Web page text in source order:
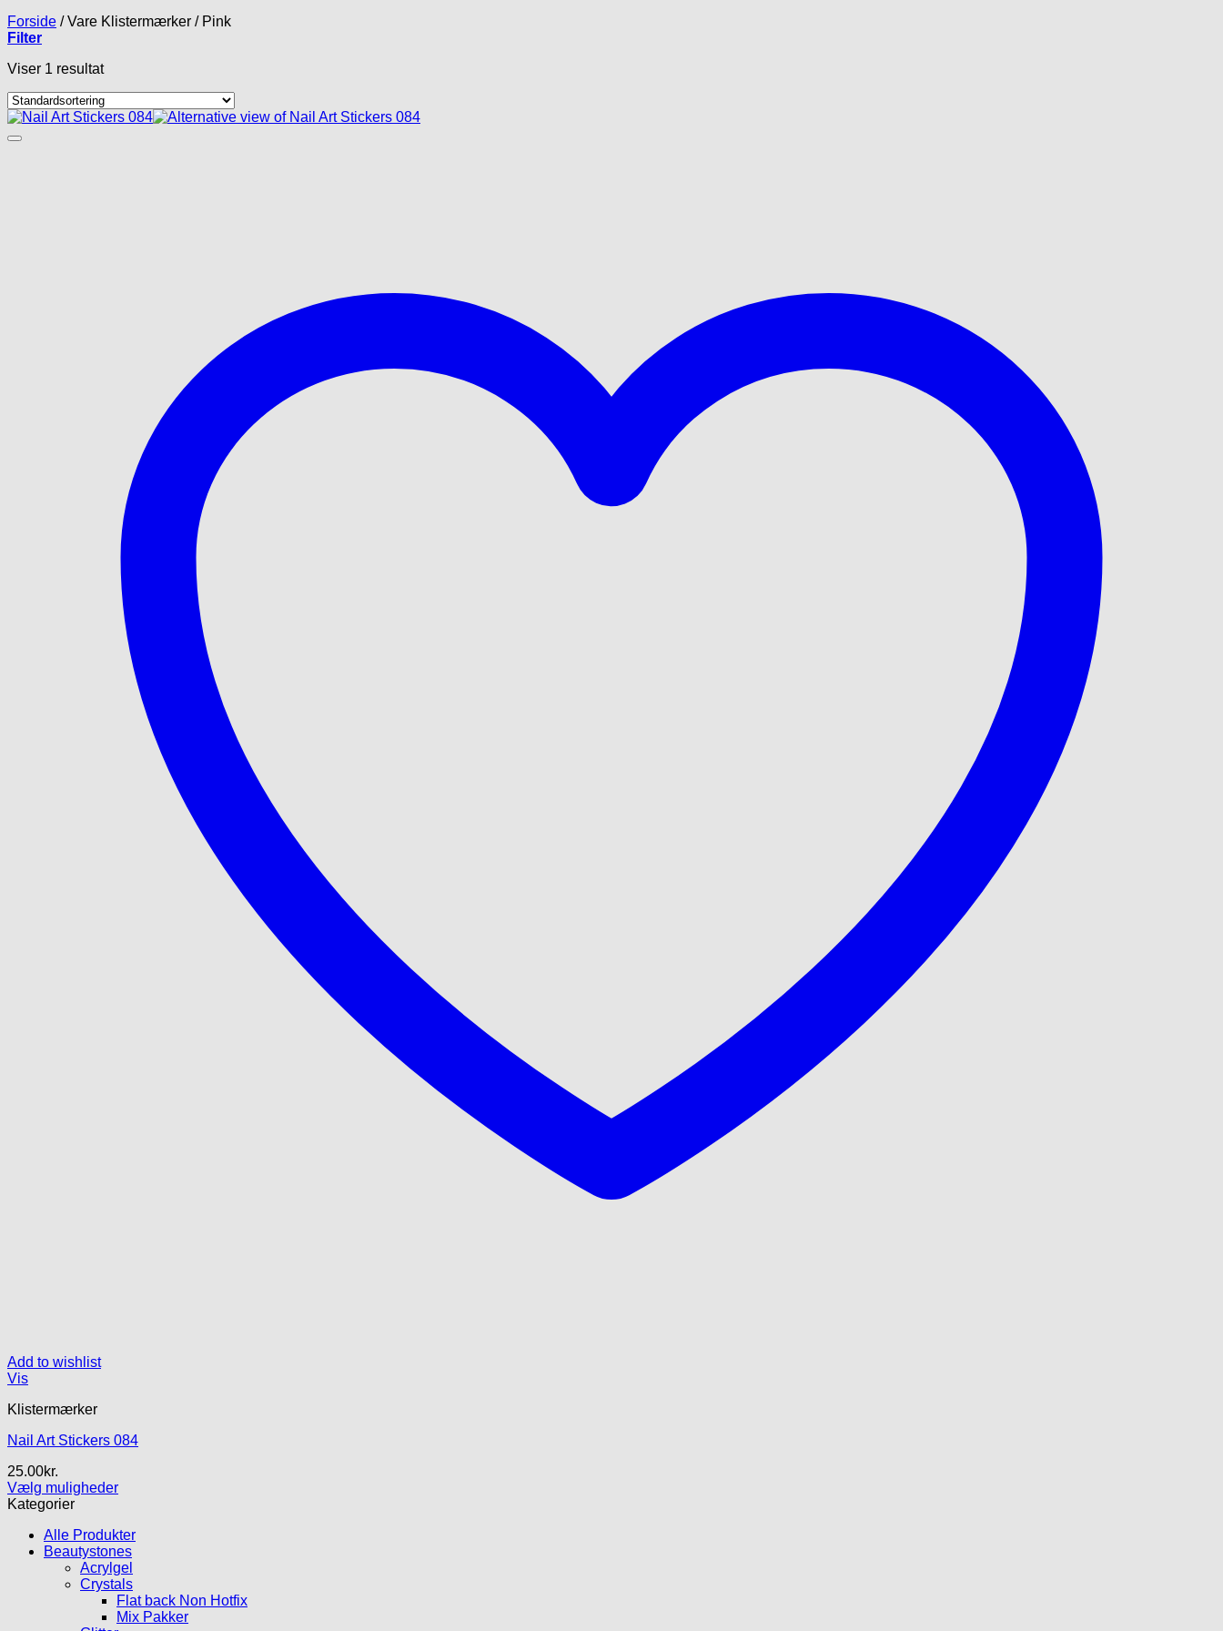
Forside /Vare Klistermærker /Pink
Filter
Viser 1 resultat
Add to wishlist
Vis
Klistermærker
Nail Art Stickers 084
25.00kr.
Vælg muligheder
Dette
flere
varianter.
Mulighederne
Kategorier
Alle Produkter
Beautystones
Acrylgel
Crystals
Flat back Non Hotfix
Mix Pakker